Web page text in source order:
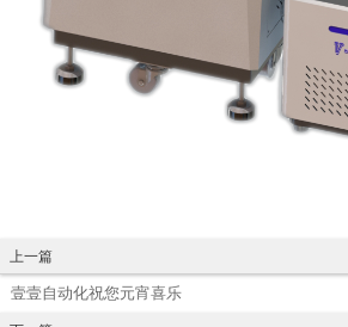
上一篇
壹壹自动化祝您元宵喜乐